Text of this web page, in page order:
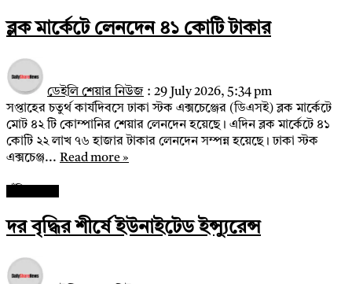
ব্লক মার্কেটে লেনদেন ৪১ কোটি টাকার
ডেইলি শেয়ার নিউজ : 29 July 2026, 5:34 pm
সপ্তাহের চতুর্থ কার্যদিবসে ঢাকা স্টক এক্সচেঞ্জের (ডিএসই) ব্লক মার্কেটে
মোট ৪২ টি কোম্পানির শেয়ার লেনদেন হয়েছে। এদিন ব্লক মার্কেটে ৪১
কোটি ২২ লাখ ৭৬ হাজার টাকার লেনদেন সম্পন্ন হয়েছে। ঢাকা স্টক
এক্সচেঞ্জ... Read more »
দর বৃদ্ধির শীর্ষে ইউনাইটেড ইন্স্যুরেন্স